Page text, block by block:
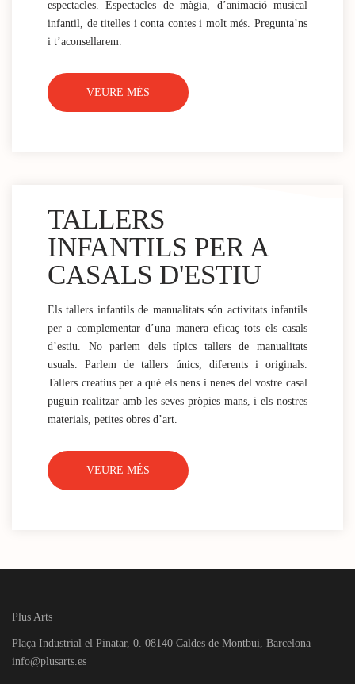
espectacles. Espectacles de màgia, d’animació musical
infantil, de titelles i conta contes i molt més. Pregunta’ns
i t’aconsellarem.
VEURE MÉS
TALLERS
INFANTILS PER A
CASALS D'ESTIU
Els tallers infantils de manualitats són activitats infantils
per a complementar d’una manera eficaç tots els casals
d’estiu. No parlem dels típics tallers de manualitats
usuals. Parlem de tallers únics, diferents i originals.
Tallers creatius per a què els nens i nenes del vostre casal
puguin realitzar amb les seves pròpies mans, i els nostres
materials, petites obres d’art.
VEURE MÉS
Plus Arts
Plaça Industrial el Pinatar, 0. 08140 Caldes de Montbui, Barcelona
info@plusarts.es